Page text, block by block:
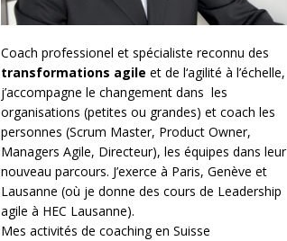
Coach professionel et spécialiste reconnu des
transformations agile et de l‘agilité à l’échelle,
j’accompagne le changement dans les
organisations (petites ou grandes) et coach les
personnes (Scrum Master, Product Owner,
Managers Agile, Directeur), les équipes dans leur
nouveau parcours. J’exerce à Paris, Genève et
Lausanne (où je donne des cours de Leadership
agile à HEC Lausanne).
Mes activités de coaching en Suisse